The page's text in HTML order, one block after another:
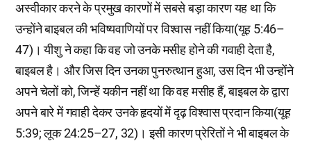
अस्वीकार करने के प्रमुख कारणों में सबसे बड़ा कारण यह था कि
उन्होंने बाइबल की भविष्यवाणियों पर विश्वास नहीं किया(यूह 5:46–
47)। यीशु ने कहा कि वह जो उनके मसीह होने की गवाही देता है,
बाइबल है। और जिस दिन उनका पुनरुत्थान हुआ, उस दिन भी उन्होंने
अपने चेलों को, जिन्हें यकीन नहीं था कि वह मसीह हैं, बाइबल के द्वारा
अपने बारे में गवाही देकर उनके हृदयों में दृढ़ विश्वास प्रदान किया(यूह
5:39; लूक 24:25–27, 32)। इसी कारण प्रेरितों ने भी बाइबल के